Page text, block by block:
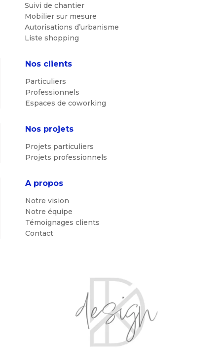
Suivi de chantier
Mobilier sur mesure
Autorisations d’urbanisme
Liste shopping
Nos clients
Particuliers
Professionnels
Espaces de coworking
Nos projets
Projets particuliers
Projets professionnels
A propos
Notre vision
Notre équipe
Témoignages clients
Contact